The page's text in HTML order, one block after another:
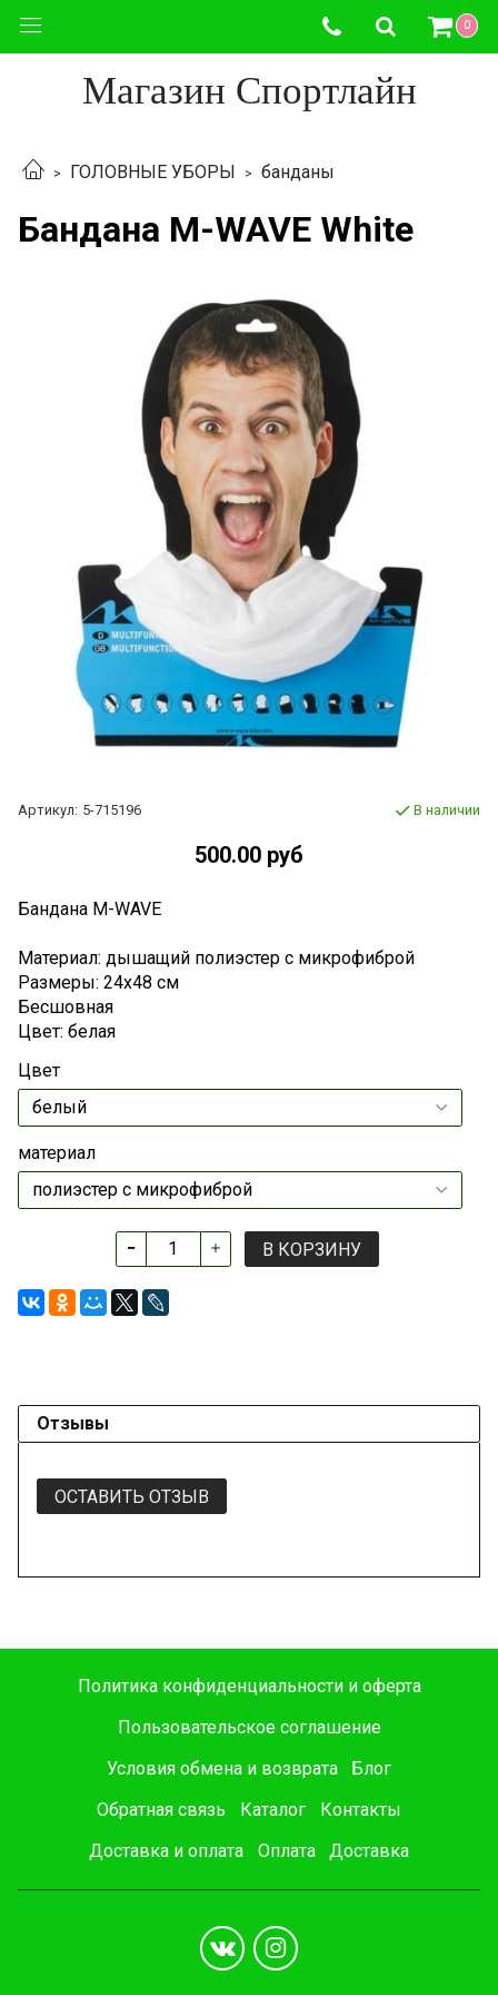
0
Магазин Спортлайн
ГОЛОВНЫЕ УБОРЫ банданы
Бандана M-WAVE White
Артикул: 5-715196 В наличии
500.00 руб
Бандана M-WAVE
Материал: дышащий полиэстер с микрофиброй
Размеры: 24х48 см
Бесшовная
Цвет: белая
Цвет
материал
В КОРЗИНУ
Отзывы
ОСТАВИТЬ ОТЗЫВ
Политика конфиденциальности и оферта
Пользовательское соглашение
Условия обмена и возврата
Блог
Обратная связь
Каталог
Контакты
Доставка и оплата
Оплата Доставка